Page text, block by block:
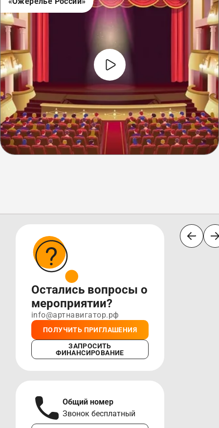
Остались вопросы о
мероприятии?
info@артнавигатор.рф
ПОЛУЧИТЬ ПРИГЛАШЕНИЯ
ЗАПРОСИТЬ
ФИНАНСИРОВАНИЕ
Общий номер
Звонок бесплатный